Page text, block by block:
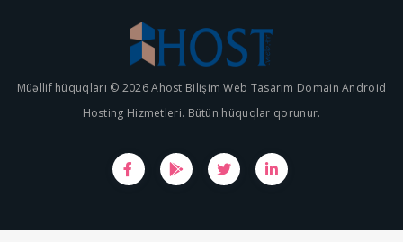
Müəllif hüquqları © 2026 Ahost Bilişim Web Tasarım Domain Android
Hosting Hizmetleri. Bütün hüquqlar qorunur.